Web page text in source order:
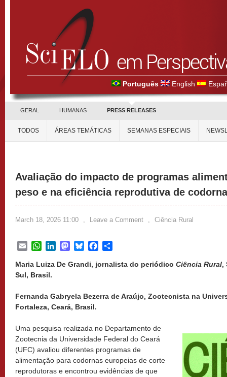
Português English
GERAL HUMANAS PRESS RELEASES
TODOS ÁREAS TEMÁTICAS SEMANAS ESPECIAIS
Avaliação do impacto de programas
peso e na eficiência reprodutiva de
March 18, 2026 11:00 , Leave a Comment , Ciência Rural
EmailWhatsApp
LinkedInMastodon
BlueskyFacebook
Maria Luiza De Grandi, jornalista do periódico Ciência Rural,
Sul, Brasil.
Fernanda Gabryela Bezerra de Araújo, Zootecnista na
Fortaleza, Ceará, Brasil.
Uma pesquisa realizada no Departamento de
Zootecnia da Universidade Federal do Ceará
(UFC) avaliou diferentes programas de
alimentação para codornas europeias de corte
reprodutoras e encontrou evidências de que